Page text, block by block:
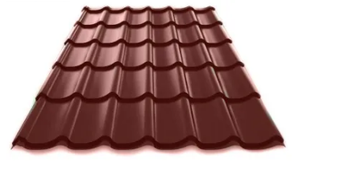
избранное сравнить